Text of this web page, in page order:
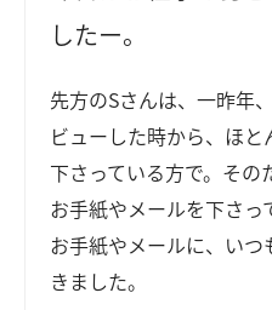
したー。
先方のSさんは、一昨年
ビューした時から、ほ
下さっている方で。そ
お手紙やメールを下さっ
お手紙やメールに、い
きました。